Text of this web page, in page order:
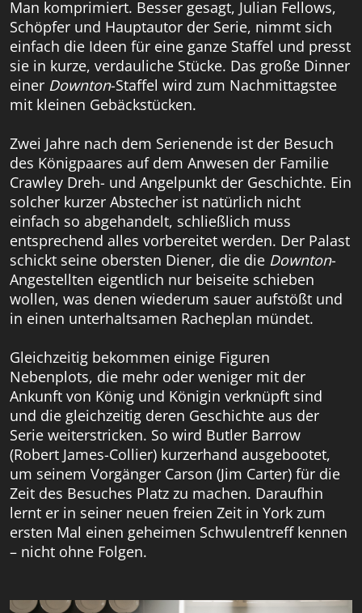
Man komprimiert. Besser gesagt, Julian Fellows,
Schöpfer und Hauptautor der Serie, nimmt sich
einfach die Ideen für eine ganze Staffel und presst
sie in kurze, verdauliche Stücke. Das große Dinner
einer Downton-Staffel wird zum Nachmittagstee
mit kleinen Gebäckstücken.
Zwei Jahre nach dem Serienende ist der Besuch
des Königpaares auf dem Anwesen der Familie
Crawley Dreh- und Angelpunkt der Geschichte. Ein
solcher kurzer Abstecher ist natürlich nicht
einfach so abgehandelt, schließlich muss
entsprechend alles vorbereitet werden. Der Palast
schickt seine obersten Diener, die die Downton-
Angestellten eigentlich nur beiseite schieben
wollen, was denen wiederum sauer aufstößt und
in einen unterhaltsamen Racheplan mündet.
Gleichzeitig bekommen einige Figuren
Nebenplots, die mehr oder weniger mit der
Ankunft von König und Königin verknüpft sind
und die gleichzeitig deren Geschichte aus der
Serie weiterstricken. So wird Butler Barrow
(Robert James-Collier) kurzerhand ausgebootet,
um seinem Vorgänger Carson (Jim Carter) für die
Zeit des Besuches Platz zu machen. Daraufhin
lernt er in seiner neuen freien Zeit in York zum
ersten Mal einen geheimen Schwulentreff kennen
– nicht ohne Folgen.